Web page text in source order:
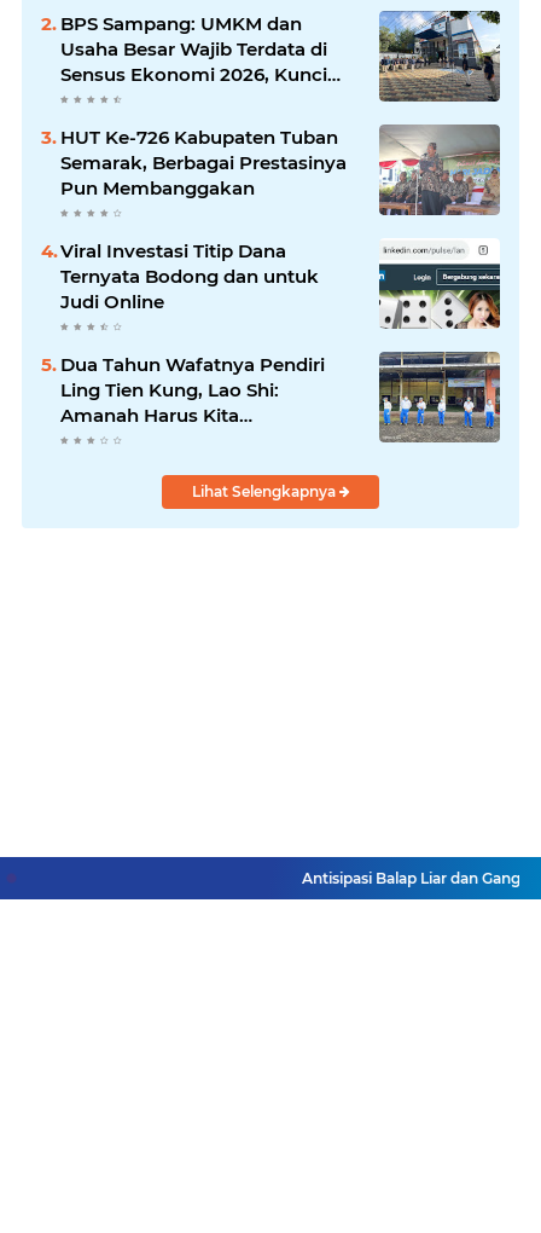
Komunikasi Antar-Kades untuk
Memajukan Desa
BPS Sampang: UMKM dan
Usaha Besar Wajib Terdata di
Sensus Ekonomi 2026, Kunci
Kebijakan Tepat Sasaran
HUT Ke-726 Kabupaten Tuban
Semarak, Berbagai Prestasinya
Pun Membanggakan
Viral Investasi Titip Dana
Ternyata Bodong dan untuk
Judi Online
Dua Tahun Wafatnya Pendiri
Ling Tien Kung, Lao Shi:
Amanah Harus Kita
Laksanakan!
Lihat Selengkapnya
Antisipasi Balap Liar dan